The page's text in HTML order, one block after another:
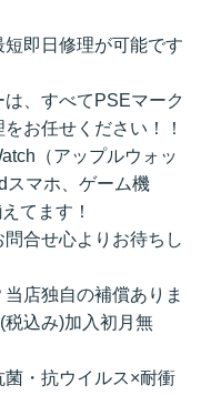
即日修理が可能です
、すべてPSEマーク
お任せください！！
（アップルウォッ
スマホ、ゲーム機
てます！
合せ心よりお待ちし
店独自の補償ありま
込み)加入初月無
・抗ウイルス×耐衝